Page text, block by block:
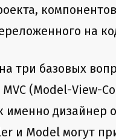
на
три базовых
(Model-View-
дизайнер
и Model могут